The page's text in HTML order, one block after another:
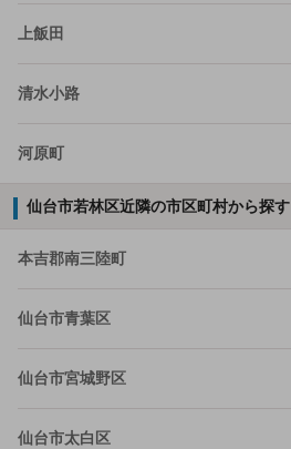
上飯田
清水小路
河原町
仙台市若林区近隣の市区町村から探す
本吉郡南三陸町
仙台市青葉区
仙台市宮城野区
仙台市太白区